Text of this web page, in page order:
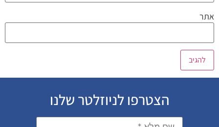
אתר
הצטרפו לניוזלטר שלנו